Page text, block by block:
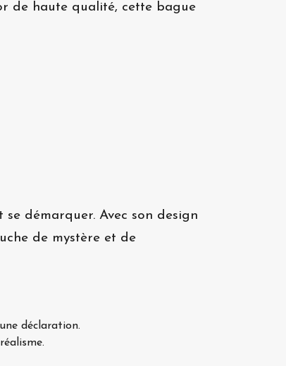
de haute qualité, cette bague
démarquer. Avec son design
de mystère et de
déclaration.